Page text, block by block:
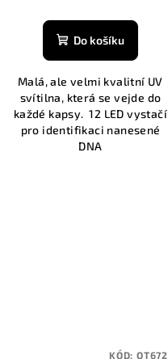
Do košíku
Malá, ale velmi kvalitní UV
svítilna, která se vejde do
každé kapsy. 12 LED vystačí
pro identifikaci nanesené
DNA
KÓD: OT672